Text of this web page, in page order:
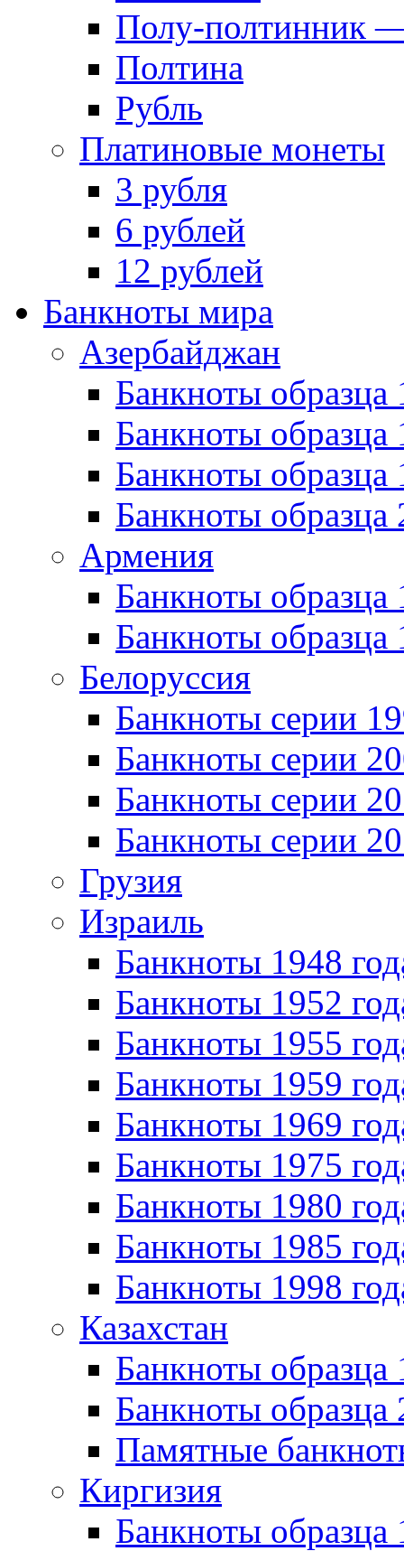
Полу-полтинник
Полтина
Рубль
Платиновые монеты
3 рубля
6 рублей
12 рублей
Банкноты мира
Азербайджан
Банкноты образца
Банкноты образца
Банкноты
Банкноты образца
Армения
Банкноты образца
Банкноты образца
Белоруссия
Банкноты серии
Банкноты серии
Банкноты серии
Банкноты серии
Грузия
Израиль
Банкноты 1948
Банкноты 1952
Банкноты 1955
Банкноты 1959
Банкноты 1969
Банкноты 1975
Банкноты 1980
Банкноты 1985
Банкноты 1998
Казахстан
Банкноты
Банкноты образца
Памятные
Киргизия
Банкноты образца